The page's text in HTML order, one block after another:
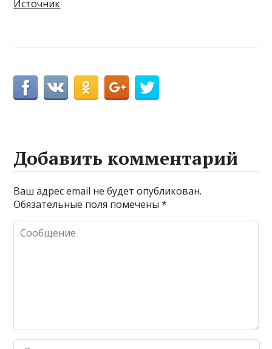
Источник
Добавить комментарий
Ваш адрес email не будет опубликован.
Обязательные поля помечены*